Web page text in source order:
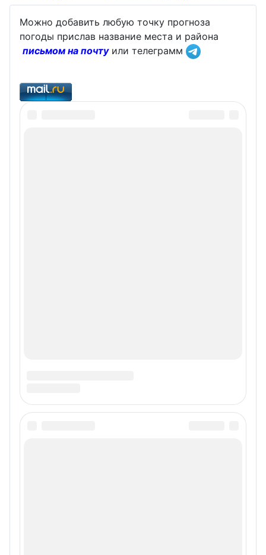
Можно добавить любую точку прогноза
погоды прислав название места и района
письмом на почтуили телеграмм